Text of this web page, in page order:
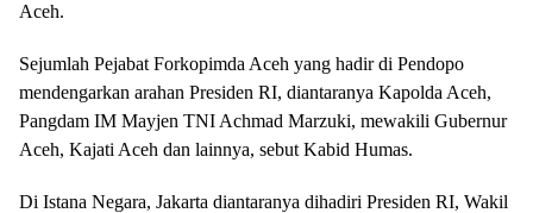
Aceh.
Sejumlah Pejabat Forkopimda Aceh yang hadir di Pendopo
mendengarkan arahan Presiden RI, diantaranya Kapolda Aceh,
Pangdam IM Mayjen TNI Achmad Marzuki, mewakili Gubernur
Aceh, Kajati Aceh dan lainnya, sebut Kabid Humas.
Di Istana Negara, Jakarta diantaranya dihadiri Presiden RI, Wakil